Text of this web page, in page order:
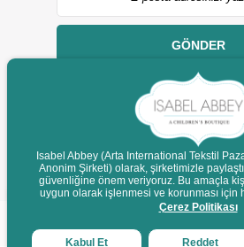
GÖNDER
© 2022 isabelabbey.com - Tüm
Destek
Isabel Abbey (Arta International Tekstil
Anonim Şirketi) olarak, şirketimizle
güvenliğine önem veriyoruz. Bu amaçla
uygun olarak işlenmesi ve korunması için
Çerez Politikası
Kabul Et Reddet